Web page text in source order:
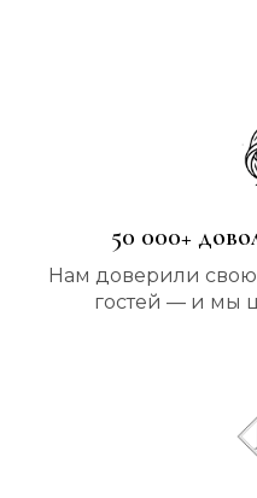
50 000+
Нам доверили свою
гостей — и мы